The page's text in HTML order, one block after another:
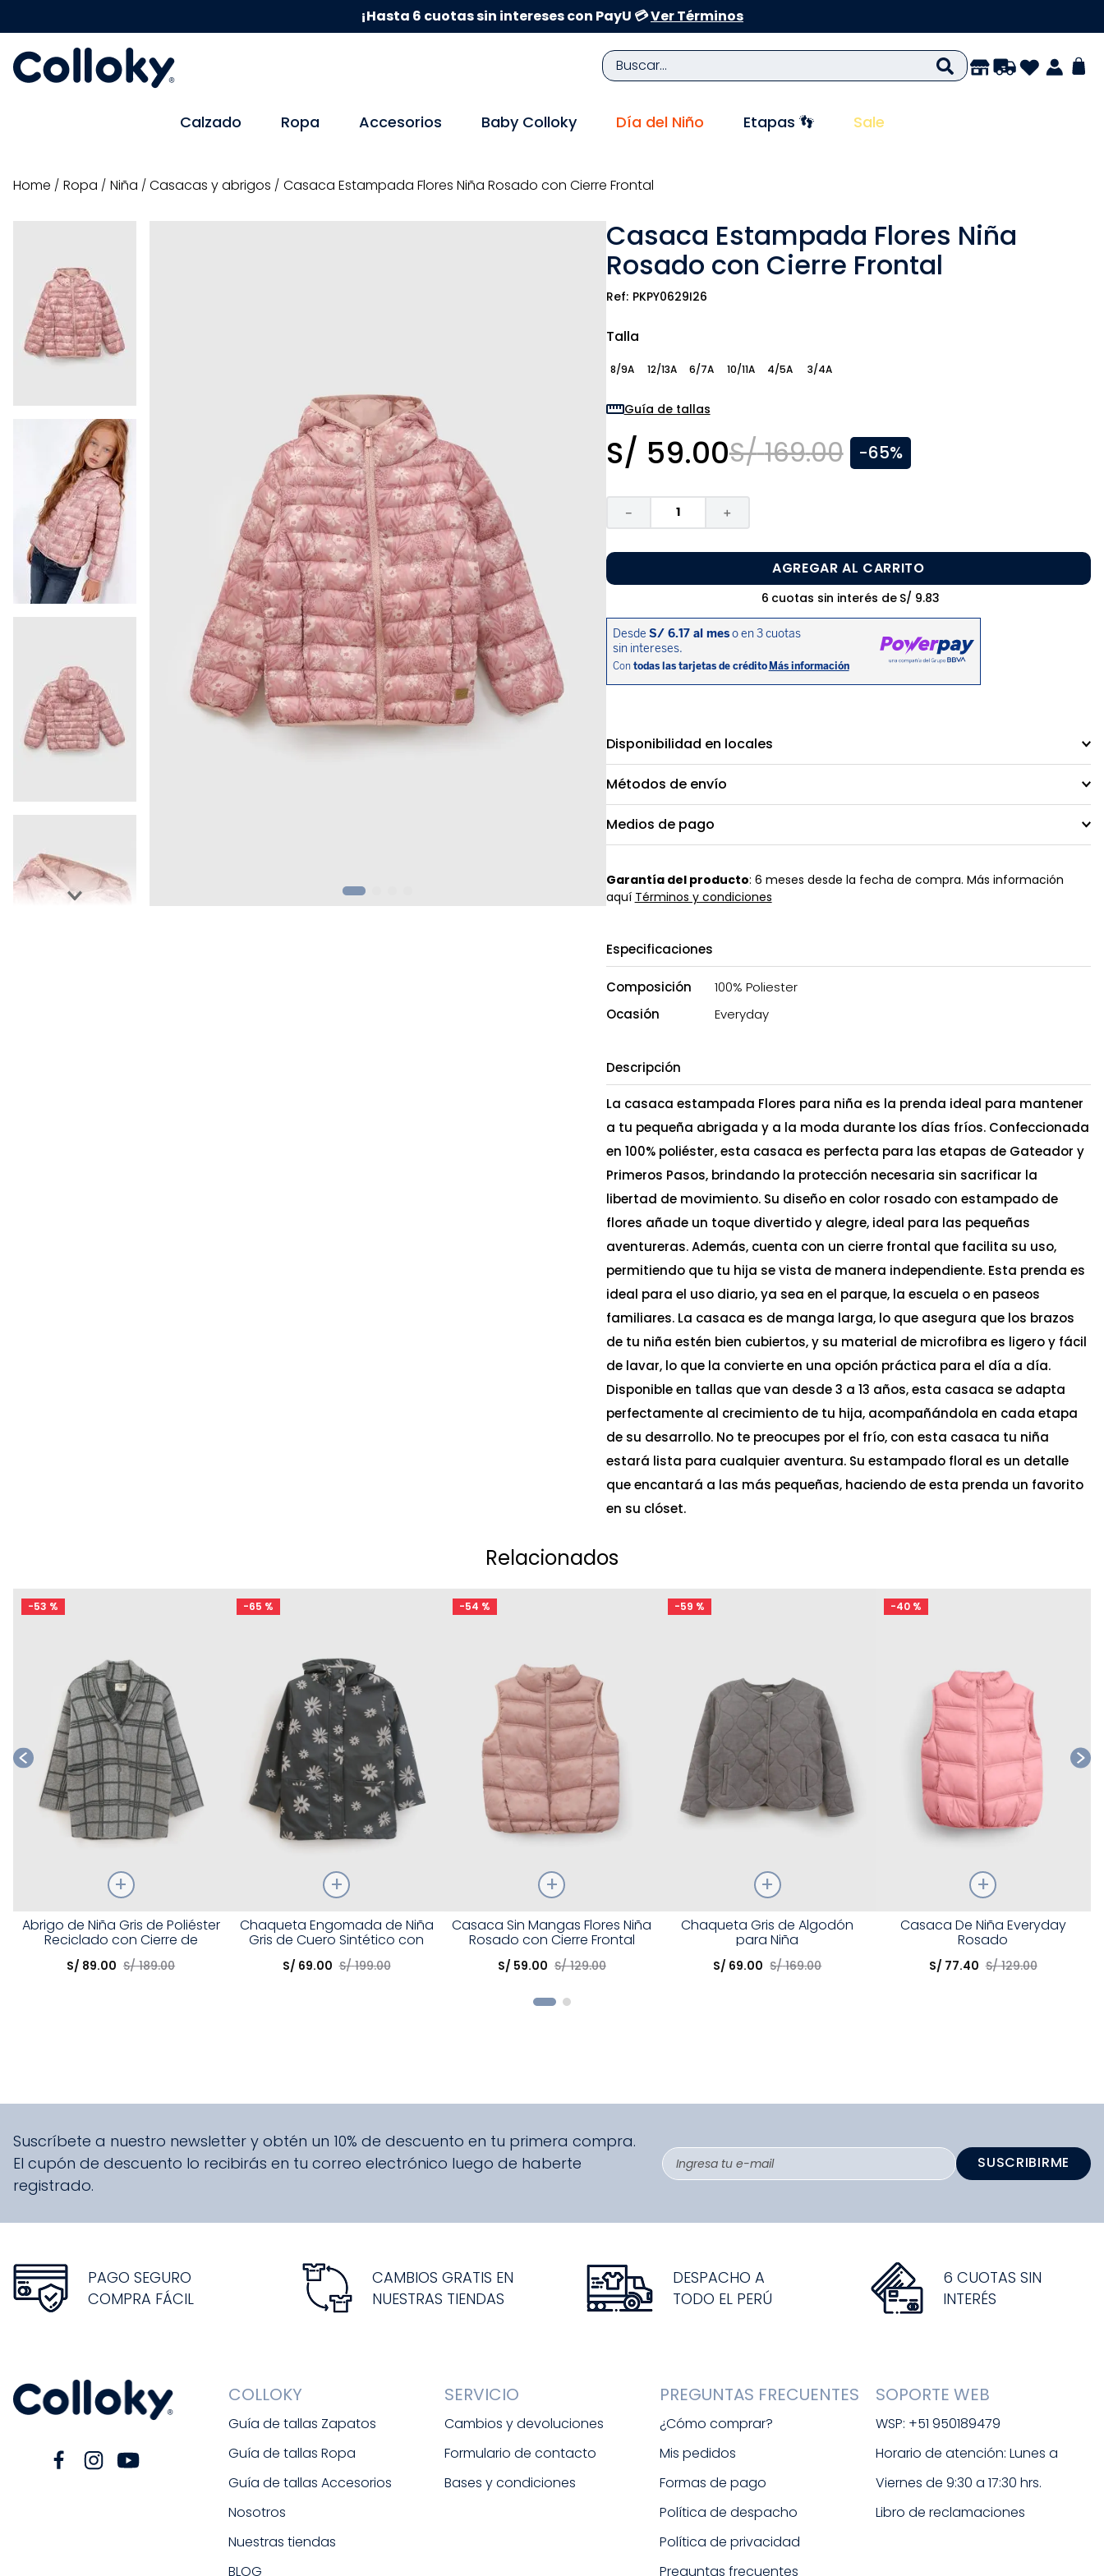
¡Hasta 6 cuotas sin intereses con PayU 💳Ver Términos
Buscar...
Calzado Ropa Accesorios Baby Colloky Día del Niño Etapas 👣 Sale
ropa niña casacas y abrigos Casaca Estampada Flores Niña Rosado con Cierre Frontal
Casaca Estampada Flores Niña
Rosado con Cierre Frontal
PKPY0629I26
Talla
8/9A 12/13A 6/7A 10/11A 4/5A 3/4A
Guía de tallas
S/ 59.00S/ 169.00 -65%
＋
－
AGREGAR AL CARRITO
6 cuotas sin interés de S/ 9.83
Disponibilidad en locales
Métodos de envío
Medios de pago
Garantía del producto: 6 meses desde la fecha de compra. Más información
aquí Términos y condiciones
Especificaciones
Composición
100% Poliester
Ocasión
Everyday
Descripción
La casaca estampada Flores para niña es la prenda ideal para mantener
a tu pequeña abrigada y a la moda durante los días fríos. Confeccionada
en 100% poliéster, esta casaca es perfecta para las etapas de Gateador y
Primeros Pasos, brindando la protección necesaria sin sacrificar la
libertad de movimiento. Su diseño en color rosado con estampado de
flores añade un toque divertido y alegre, ideal para las pequeñas
aventureras. Además, cuenta con un cierre frontal que facilita su uso,
permitiendo que tu hija se vista de manera independiente. Esta prenda es
ideal para el uso diario, ya sea en el parque, la escuela o en paseos
familiares. La casaca es de manga larga, lo que asegura que los brazos
de tu niña estén bien cubiertos, y su material de microfibra es ligero y fácil
de lavar, lo que la convierte en una opción práctica para el día a día.
Disponible en tallas que van desde 3 a 13 años, esta casaca se adapta
perfectamente al crecimiento de tu hija, acompañándola en cada etapa
de su desarrollo. No te preocupes por el frío, con esta casaca tu niña
estará lista para cualquier aventura. Su estampado floral es un detalle
que encantará a las más pequeñas, haciendo de esta prenda un favorito
en su clóset.
Relacionados
-53 %
Talla
Elige una opción
Abrigo de Niña Gris de Poliéster
Reciclado con Cierre de
Botones
S/ 89.00 S/ 189.00
-65 %
Talla
Elige una opción
Chaqueta Engomada de Niña
Gris de Cuero Sintético con
Flores
S/ 69.00 S/ 199.00
-54 %
Talla
Elige una opción
Casaca Sin Mangas Flores Niña
Rosado con Cierre Frontal
S/ 59.00 S/ 129.00
-59 %
Talla
Elige una opción
Chaqueta Gris de Algodón
para Niña
S/ 69.00 S/ 169.00
-40 %
Talla
Elige una opción
Casaca De Niña Everyday
Rosado
S/ 77.40 S/ 129.00
Suscríbete a nuestro newsletter y obtén un 10% de descuento en tu primera compra.
El cupón de descuento lo recibirás en tu correo electrónico luego de haberte
registrado.
SUSCRIBIRME
PAGO SEGURO
COMPRA FÁCIL
CAMBIOS GRATIS EN
NUESTRAS TIENDAS
DESPACHO A
TODO EL PERÚ
6 CUOTAS SIN
INTERÉS
COLLOKY
Guía de tallas Zapatos
Guía de tallas Ropa
Guía de tallas Accesorios
Nosotros
Nuestras tiendas
BLOG
SERVICIO
Cambios y devoluciones
Formulario de contacto
Bases y condiciones
PREGUNTAS FRECUENTES
¿Cómo comprar?
Mis pedidos
Formas de pago
Política de despacho
Política de privacidad
Preguntas frecuentes
SOPORTE WEB
WSP: +51 950189479
Horario de atención: Lunes a
Viernes de 9:30 a 17:30 hrs.
Libro de reclamaciones
TÉRMINOS MÁS BUSCADOS